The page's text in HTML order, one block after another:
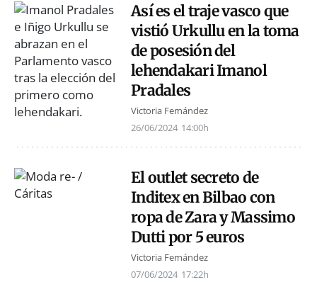
Así es el traje vasco que
vistió Urkullu en la toma
de posesión del
lehendakari Imanol
Pradales
Victoria Fernández
26/06/2024 14:00h
El outlet secreto de
Inditex en Bilbao con
ropa de Zara y Massimo
Dutti por 5 euros
Victoria Fernández
07/06/2024 17:22h